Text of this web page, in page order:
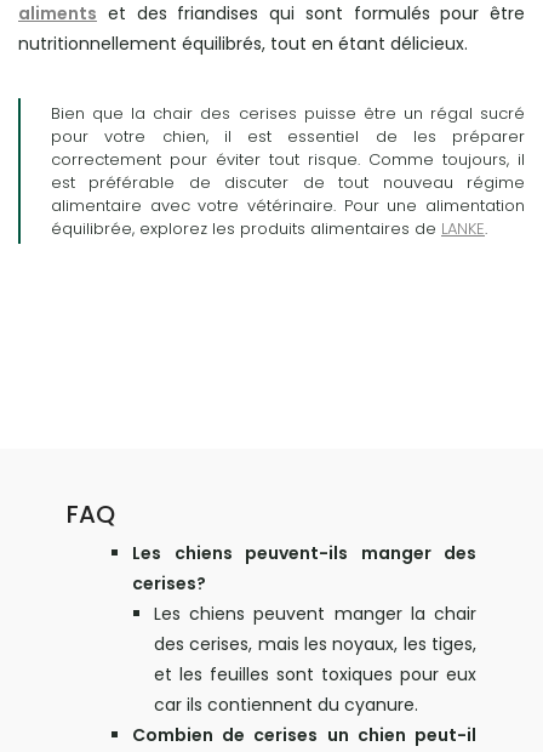
aliments et des friandises qui sont formulés pour être
nutritionnellement équilibrés, tout en étant délicieux.
Bien que la chair des cerises puisse être un régal sucré
pour votre chien, il est essentiel de les préparer
correctement pour éviter tout risque. Comme toujours, il
est préférable de discuter de tout nouveau régime
alimentaire avec votre vétérinaire. Pour une alimentation
équilibrée, explorez les produits alimentaires de LANKE.
FAQ
Les chiens peuvent-ils manger des
cerises?
Les chiens peuvent manger la chair
des cerises, mais les noyaux, les tiges,
et les feuilles sont toxiques pour eux
car ils contiennent du cyanure.
Combien de cerises un chien peut-il